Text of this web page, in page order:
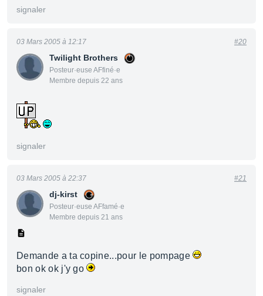
signaler
Twilight Brothers
Posteur·euse AFfiné·e
Membre depuis 22 ans
03 Mars 2005 à 12:17 #20
signaler
dj-kirst
Posteur·euse AFfamé·e
Membre depuis 21 ans
03 Mars 2005 à 22:37 #21
Demande a ta copine...pour le pompage
bon ok ok j'y go
signaler